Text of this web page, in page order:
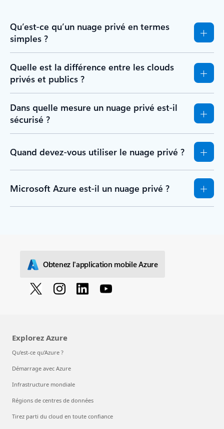
Qu’est-ce qu’un nuage privé en termes
simples ?
Quelle est la différence entre les clouds
privés et publics ?
Dans quelle mesure un nuage privé est-il
sécurisé ?
Quand devez-vous utiliser le nuage privé ?
Microsoft Azure est-il un nuage privé ?
Obtenez l'application mobile Azure
Explorez Azure
Qu’est-ce qu’Azure ?
Démarrage avec Azure
Infrastructure mondiale
Régions de centres de données
Tirez parti du cloud en toute confiance